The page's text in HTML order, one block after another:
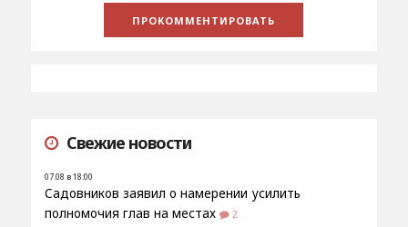
Свежие новости
07.08 в 18:00
Садовников заявил о намерении усилить
полномочия глав на местах
2